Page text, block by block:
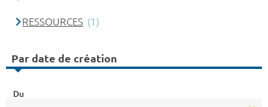
RESSOURCES (1)
Par date de création
Du